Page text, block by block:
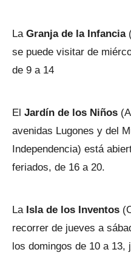
La Granja de la Infancia
se puede visitar de
de 9 a 14
El Jardín de los Niños
avenidas Lugones y del
Independencia) está
feriados, de 16 a 20.
La Isla de los Inventos
recorrer de jueves a
los domingos de 10 a 13,